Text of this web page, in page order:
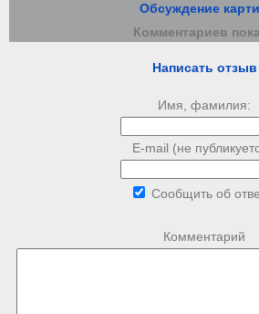
Обсуждение
Комментариев
Написать отзыв
Имя, фамилия:
E-mail (не
Сообщить об
Комментарий